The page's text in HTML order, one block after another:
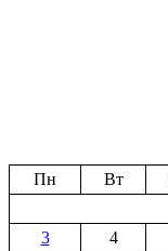
Пн
Вт
3
4